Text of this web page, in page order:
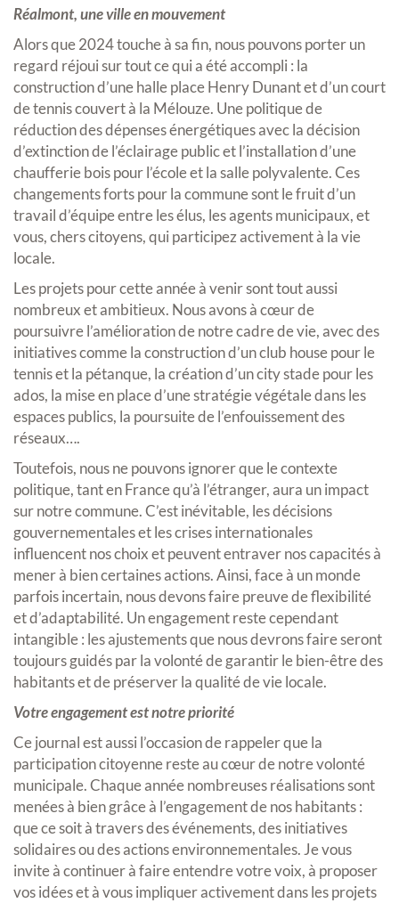
Réalmont, une ville en mouvement
Alors que 2024 touche à sa fin, nous pouvons porter un
regard réjoui sur tout ce qui a été accompli : la
construction d’une halle place Henry Dunant et d’un court
de tennis couvert à la Mélouze. Une politique de
réduction des dépenses énergétiques avec la décision
d’extinction de l’éclairage public et l’installation d’une
chaufferie bois pour l’école et la salle polyvalente. Ces
changements forts pour la commune sont le fruit d’un
travail d’équipe entre les élus, les agents municipaux, et
vous, chers citoyens, qui participez activement à la vie
locale.
Les projets pour cette année à venir sont tout aussi
nombreux et ambitieux. Nous avons à cœur de
poursuivre l’amélioration de notre cadre de vie, avec des
initiatives comme la construction d’un club house pour le
tennis et la pétanque, la création d’un city stade pour les
ados, la mise en place d’une stratégie végétale dans les
espaces publics, la poursuite de l’enfouissement des
réseaux….
Toutefois, nous ne pouvons ignorer que le contexte
politique, tant en France qu’à l’étranger, aura un impact
sur notre commune. C’est inévitable, les décisions
gouvernementales et les crises internationales
influencent nos choix et peuvent entraver nos capacités à
mener à bien certaines actions. Ainsi, face à un monde
parfois incertain, nous devons faire preuve de flexibilité
et d’adaptabilité. Un engagement reste cependant
intangible : les ajustements que nous devrons faire seront
toujours guidés par la volonté de garantir le bien-être des
habitants et de préserver la qualité de vie locale.
Votre engagement est notre priorité
Ce journal est aussi l’occasion de rappeler que la
participation citoyenne reste au cœur de notre volonté
municipale. Chaque année nombreuses réalisations sont
menées à bien grâce à l’engagement de nos habitants :
que ce soit à travers des événements, des initiatives
solidaires ou des actions environnementales. Je vous
invite à continuer à faire entendre votre voix, à proposer
vos idées et à vous impliquer activement dans les projets